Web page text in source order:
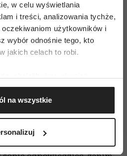
w celu wyświetlania
i treści, analizowania tychże,
użytkowników i
wybór odnośnie tego, kto
jakich celach to robi.
Twojej lokalizacji
nawet do kilku metrów
urządzenie, aktywnie
odcisk palca)
na wszystkie
sklepach czeka na
Im więcej wiesz na ich
zbędnych
się wystrzegać? Unikaj
akcji promocyjnych oraz
Czy faktycznie
dwie paczki ciastek, czy